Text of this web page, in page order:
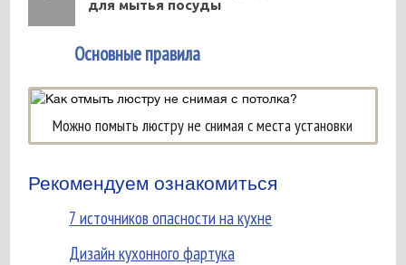
для мытья посуды
Основные правила
Можно помыть люстру не снимая с места установки
Рекомендуем ознакомиться
7 источников опасности на кухне
Дизайн кухонного фартука